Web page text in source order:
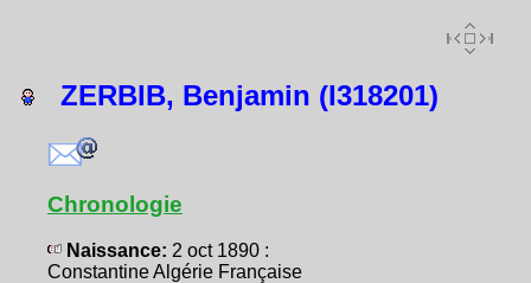
ZERBIB, Benjamin (I318201)
Chronologie
Naissance: 2 oct 1890 :
Constantine Algérie Française